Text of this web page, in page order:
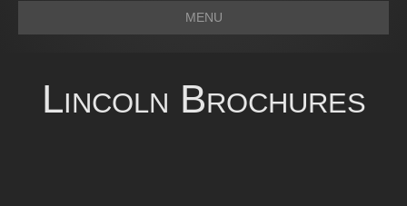
MENU
Lincoln Brochures